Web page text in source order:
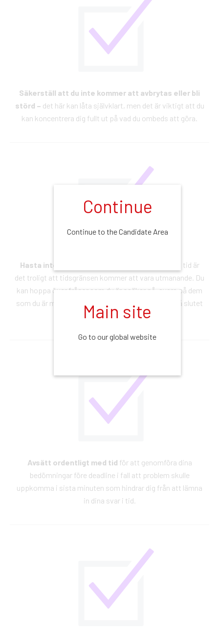
Säkerställ att du inte kommer att avbrytas eller bli
störd – det här kan låta självklart, men det är viktigt att du
kan koncentrera dig fullt ut på vad du ombeds att göra.
Hasta inte, men arbeta snabbt –
om det går på tid är
det troligt att tidsgränsen kommer att vara utmanande. Du
kan hoppa över frågor som du är osäker på, svara på dem
som du är mer säker på och återkom till de svåra på slutet
om du har tid över.
Avsätt ordentligt med tid för att genomföra dina
bedömningar före deadline i fall att problem skulle
uppkomma i sista minuten som hindrar dig från att lämna
in dina svar i tid.
Continue
Continue to the Candidate Area
Main site
Go to our global website